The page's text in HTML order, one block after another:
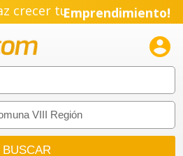
crecer tuEmprendimiento!
